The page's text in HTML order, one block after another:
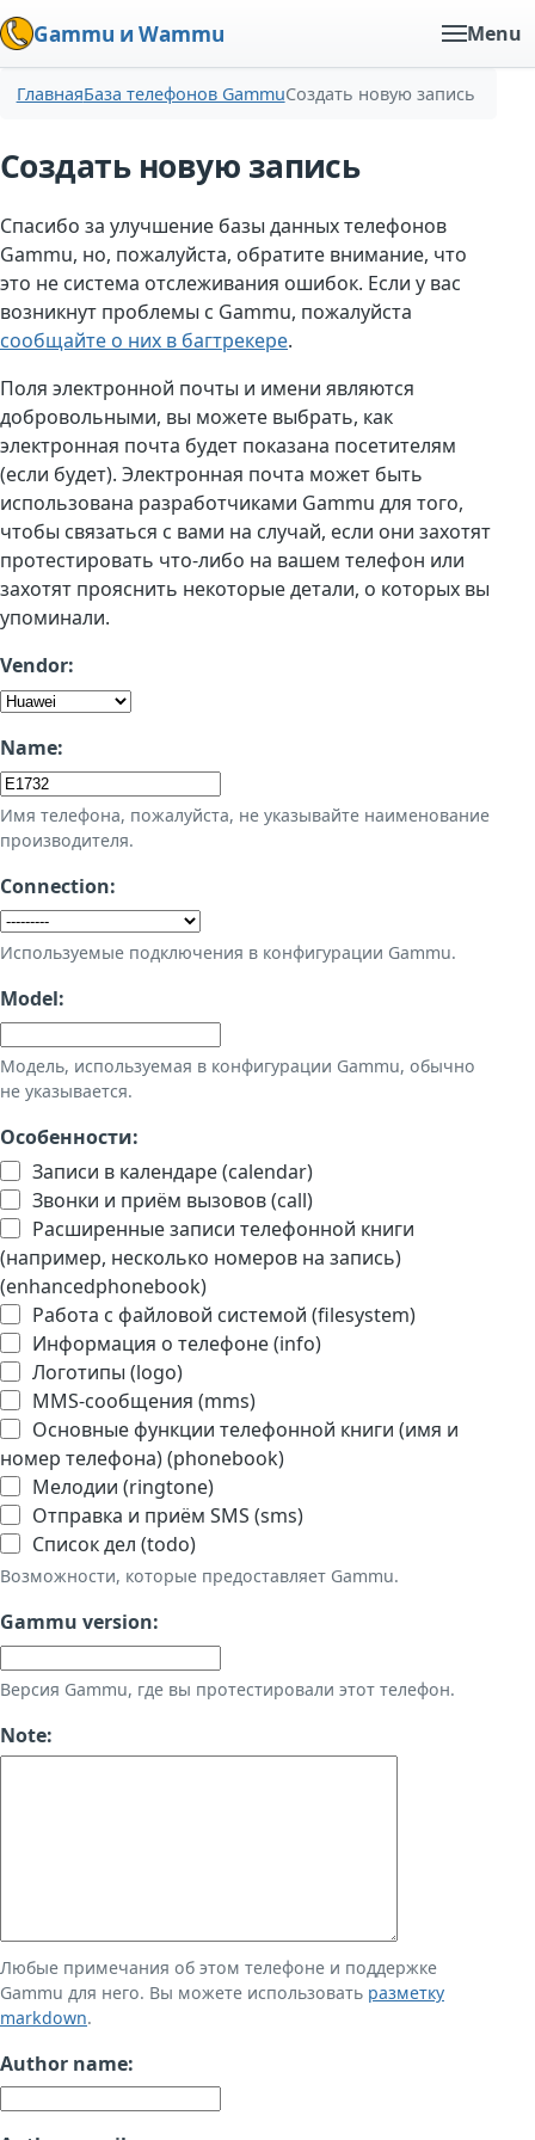
Gammu и Wammu Menu
ГлавнаяБаза телефонов GammuСоздать новую запись
Создать новую запись
Спасибо за улучшение базы данных телефонов
Gammu, но, пожалуйста, обратите внимание, что
это не система отслеживания ошибок. Если у вас
возникнут проблемы с Gammu, пожалуйста
сообщайте о них в багтрекере.
Поля электронной почты и имени являются
добровольными, вы можете выбрать, как
электронная почта будет показана посетителям
(если будет). Электронная почта может быть
использована разработчиками Gammu для того,
чтобы связаться с вами на случай, если они захотят
протестировать что-либо на вашем телефон или
захотят прояснить некоторые детали, о которых вы
упоминали.
Vendor:
Name:
Имя телефона, пожалуйста, не указывайте наименование
производителя.
Connection:
Используемые подключения в конфигурации Gammu.
Model:
Модель, используемая в конфигурации Gammu, обычно
не указывается.
Особенности:
Записи в календаре (calendar)
Звонки и приём вызовов (call)
Расширенные записи телефонной книги
(например, несколько номеров на запись)
(enhancedphonebook)
Работа с файловой системой (filesystem)
Информация о телефоне (info)
Логотипы (logo)
MMS-сообщения (mms)
Основные функции телефонной книги (имя и
номер телефона) (phonebook)
Мелодии (ringtone)
Отправка и приём SMS (sms)
Список дел (todo)
Возможности, которые предоставляет Gammu.
Gammu version:
Версия Gammu, где вы протестировали этот телефон.
Note:
Любые примечания об этом телефоне и поддержке
Gammu для него. Вы можете использовать разметку
markdown.
Author name: